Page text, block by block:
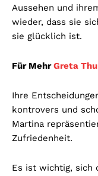
Aussehen und
wieder, dass sie
sie glücklich ist.
Für MehrGreta
Ihre
kontrovers und
Martina
Zufriedenheit.
Es ist wichtig, sich